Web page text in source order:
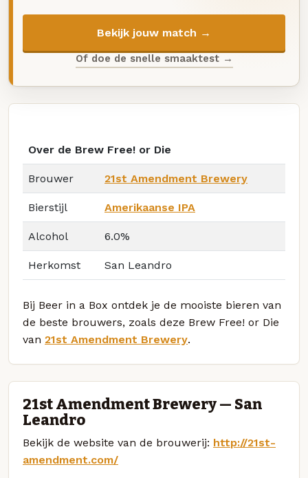
Bekijk jouw match →
Of doe de snelle smaaktest →
Over de Brew Free! or Die
Brouwer 21st Amendment Brewery
Bierstijl Amerikaanse IPA
Alcohol 6.0%
Herkomst San Leandro
Bij Beer in a Box ontdek je de mooiste bieren van
de beste brouwers, zoals deze Brew Free! or Die
van 21st Amendment Brewery.
21st Amendment Brewery — San
Leandro
Bekijk de website van de brouwerij: http://21st-
amendment.com/